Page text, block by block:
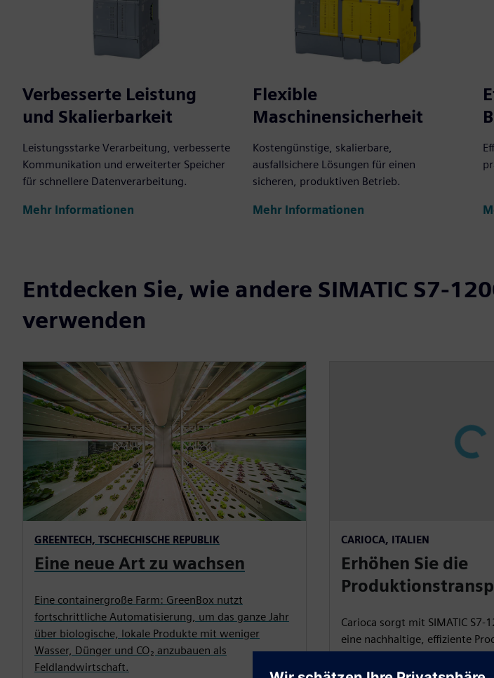
Verbesserte Leistung
und Skalierbarkeit
Leistungsstarke Verarbeitung, verbesserte
Kommunikation und erweiterter Speicher
für schnellere Datenverarbeitung.
Mehr Informationen
Flexible
Maschinensicherheit
Kostengünstige, skalierbare,
ausfallsichere Lösungen für einen
sicheren, produktiven Betrieb.
Mehr Informationen
Entdecken Sie, wie andere SIMATIC S7-
verwenden
GREENTECH, TSCHECHISCHE REPUBLIK
Eine neue Art zu wachsen
Eine containergroße Farm: GreenBox nutzt
fortschrittliche Automatisierung, um das ganze Jahr
über biologische, lokale Produkte mit weniger
Wasser, Dünger und CO₂ anzubauen als
Feldlandwirtschaft.
l
a
P
CARIOCA, ITALIEN
Erhöhen Sie die
Carioca sorgt mit SIMATIC
eine nachhaltige, effiziente
Datenerfassung und
und Fehleranalyse.